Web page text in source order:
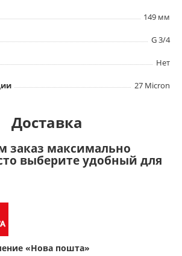
149 мм
G 3/4
Нет
27 Micron
Доставка
заказ максимально
выберите удобный для
«Нова пошта»